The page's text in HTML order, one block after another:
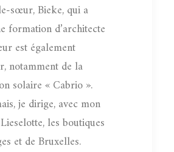
sœur, Bieke, qui a
formation d’architecte
est également
notamment de la
solaire « Cabrio ».
je dirige, avec mon
les boutiques
et de Bruxelles.